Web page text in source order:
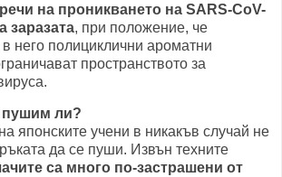
на проникването на SARS-CoV-
заразата, при положение, че
него полициклични ароматни
пространството за
пушим ли?
японските учени в никакъв случай не
да се пуши. Извън техните
са много по-застрашени от